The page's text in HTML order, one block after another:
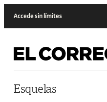
Accede sin límites
Esquelas